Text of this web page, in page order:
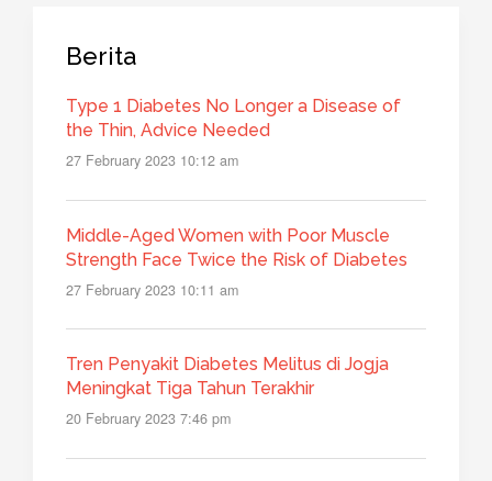
Berita
Type 1 Diabetes No Longer a Disease of
the Thin, Advice Needed
27 February 2023 10:12 am
Middle-Aged Women with Poor Muscle
Strength Face Twice the Risk of Diabetes
27 February 2023 10:11 am
Tren Penyakit Diabetes Melitus di Jogja
Meningkat Tiga Tahun Terakhir
20 February 2023 7:46 pm